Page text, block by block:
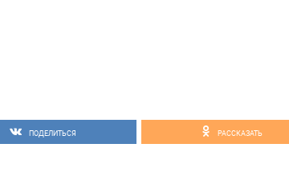
ПОДЕЛИТЬСЯ РАССКАЗАТЬ